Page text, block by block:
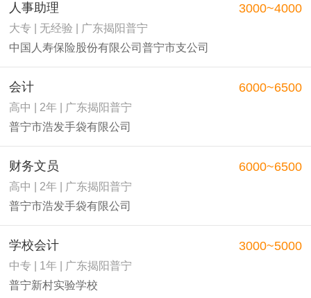
人事助理
大专 | 无经验 | 广东揭阳普宁
中国人寿保险股份有限公司普宁市支公司
3000~4000
会计
高中 | 2年 | 广东揭阳普宁
普宁市浩发手袋有限公司
6000~6500
财务文员
高中 | 2年 | 广东揭阳普宁
普宁市浩发手袋有限公司
6000~6500
学校会计
中专 | 1年 | 广东揭阳普宁
普宁新村实验学校
3000~5000